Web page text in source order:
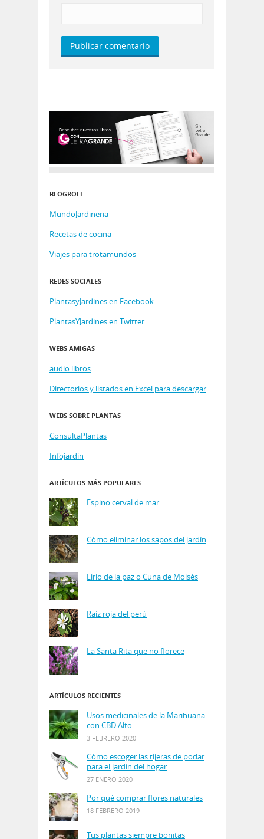
BLOGROLL
MundoJardineria
Recetas de cocina
Viajes para trotamundos
REDES SOCIALES
PlantasyJardines en Facebook
PlantasYJardines en Twitter
WEBS AMIGAS
audio libros
Directorios y listados en Excel para descargar
WEBS SOBRE PLANTAS
ConsultaPlantas
Infojardin
ARTÍCULOS MÁS POPULARES
Espino cerval de mar
Cómo eliminar los sapos del jardín
Lirio de la paz o Cuna de Moisés
Raíz roja del perú
La Santa Rita que no florece
ARTÍCULOS RECIENTES
Usos medicinales de la Marihuana
con CBD Alto
3 FEBRERO 2020
Cómo escoger las tijeras de podar
para el jardín del hogar
27 ENERO 2020
Por qué comprar flores naturales
18 FEBRERO 2019
Tus plantas siempre bonitas